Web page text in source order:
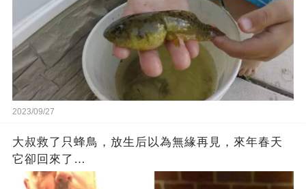
2023/09/27
大叔救了只蜂鳥，放生后以為無緣再見，來年春天
它卻回來了…